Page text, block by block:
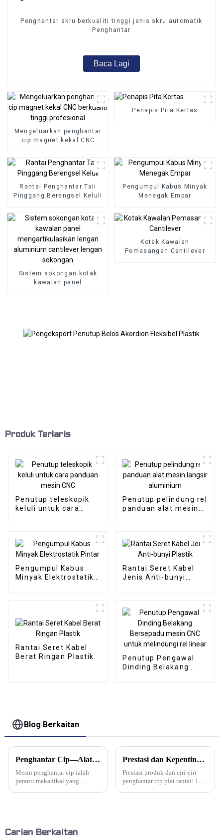
Penghantar skru berkualiti tinggi jenis skru automatik
Penghantar
Baca Lagi
Mengeluarkan penghantar
cip magnet kekal CNC
Penapis Pita Kertas
Rantai Penghantar Tali
Pinggang Berengsel Keluli
Pengumpul Kabus Minyak
Menegak Empar
Sistem sokongan kotak
kawalan panel
Kotak Kawalan
Pemasangan Cantilever
Produk Terlaris
Penutup teleskopik
keluli untuk cara
Penutup pelindung rel
panduan alat mesin
Pengumpul Kabus
Minyak Elektrostatik
Rantai Seret Kabel
Jenis Anti-bunyi
Rantai Seret Kabel
Berat Ringan Plastik
Penutup Pengawal
Dinding Belakang
Blog Berkaitan
Penghantar Cip—Alat Berkuasa Untuk Pengangkutan dan Kitar Semula Bahan Sisa
Mesin penghantar cip ialah
peranti mekanikal yang
kenderaan pengumpulan. Yang
Prestasi dan Kepentingan Penggunaan Alat Mesin penghantar cip plat rantai ?
Prestasi produk dan ciri-ciri
penghantar cip plat rantai: 1. Ia
Carian Berkaitan